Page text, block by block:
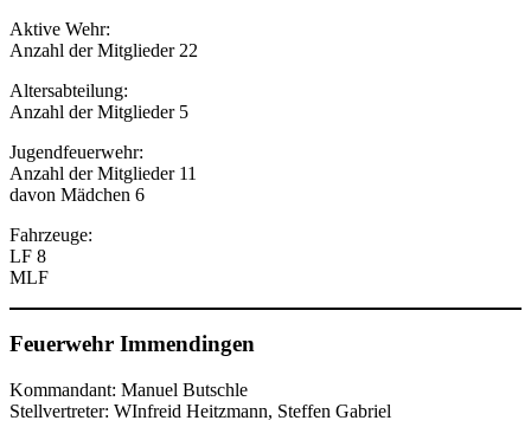
Aktive Wehr:
Anzahl der Mitglieder 22
Altersabteilung:
Anzahl der Mitglieder 5
Jugendfeuerwehr:
Anzahl der Mitglieder 11
davon Mädchen 6
Fahrzeuge:
LF 8
MLF
Feuerwehr Immendingen
Kommandant: Manuel Butschle
Stellvertreter: WInfreid Heitzmann, Steffen Gabriel